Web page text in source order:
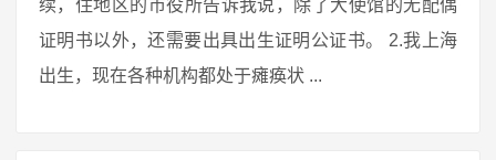
续，住地区的市役所告诉我说，除了大使馆的无配偶
证明书以外，还需要出具出生证明公证书。 2.我上海
出生，现在各种机构都处于瘫痪状 ...